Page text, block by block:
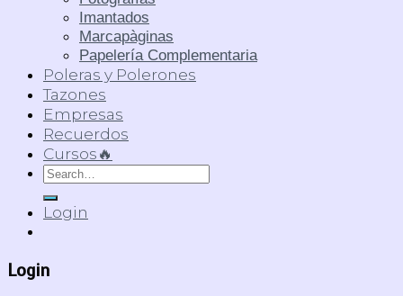
Imantados
Marcapàginas
Papelería Complementaria
Poleras y Polerones
Tazones
Empresas
Recuerdos
Cursos🔥
Search
Login
Login